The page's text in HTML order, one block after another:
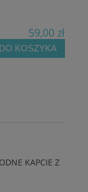
59,00 zł
DO KOSZYKA
KAPCIE Z